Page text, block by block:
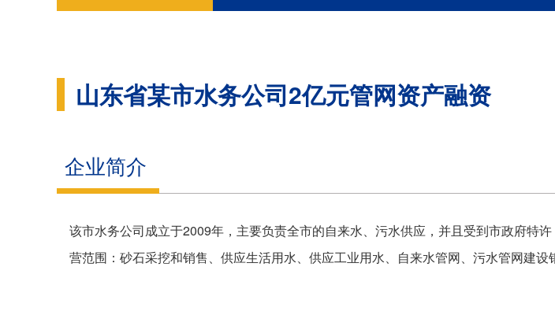
山东省某市水务公司2亿元管网资产融资
企业简介
该市水务公司成立于2009年，主要负责全市的自来水、污水供应，并且受到市政府特
营范围：砂石采挖和销售、供应生活用水、供应工业用水、自来水管网、污水管网建设